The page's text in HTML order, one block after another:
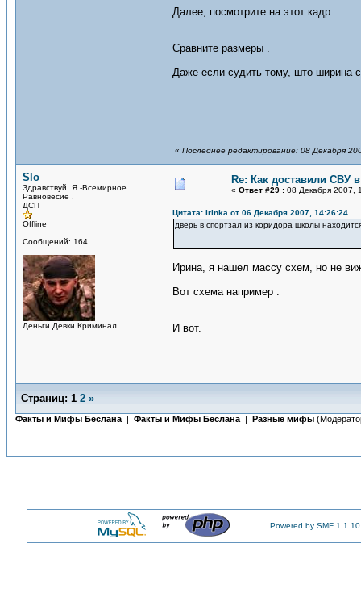
Далее, посмотрите на этот кадр. :
Сравните размеры .
Даже если судить тому, што ширина
« Последнее редактирование: 08 Декабря
Slo
Здравствуй .Я -Всемирное
Равновесие .
ДСП
Offline
Сообщений: 164
Деньги.Девки.Криминал.
Re: Как доставили СВУ
« Ответ #29 : 08 Декабря 2007,
Цитата: Irinka от 06 Декабря 2007, 14:26:24
дверь в спортзал из коридора школы
Ирина, я нашел массу схем, но не
Вот схема например .
И вот.
Страниц: 1 2 »
Факты и Мифы Беслана | Факты и Мифы Беслана | Разные мифы
Powered by SMF 1.1.10